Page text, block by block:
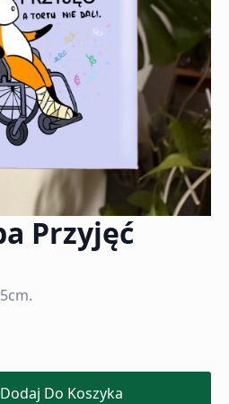
Przyjęć
Dodaj Do Koszyka